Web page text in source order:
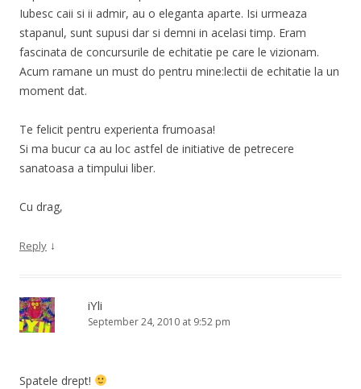
Iubesc caii si ii admir, au o eleganta aparte. Isi urmeaza
stapanul, sunt supusi dar si demni in acelasi timp. Eram
fascinata de concursurile de echitatie pe care le vizionam.
Acum ramane un must do pentru mine:lectii de echitatie la un
moment dat.
Te felicit pentru experienta frumoasa!
Si ma bucur ca au loc astfel de initiative de petrecere
sanatoasa a timpului liber.
Cu drag,
Reply ↓
iYli
September 24, 2010 at 9:52 pm
Spatele drept!